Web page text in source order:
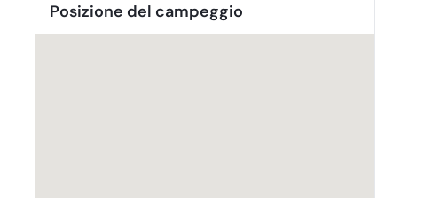
Posizione del campeggio